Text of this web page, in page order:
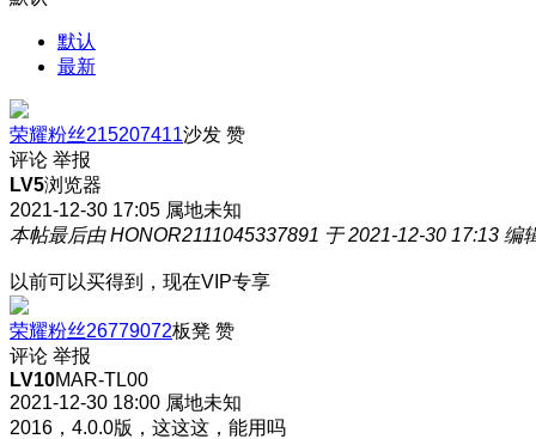
默认
最新
荣耀粉丝215207411沙发 赞
评论 举报
LV5浏览器
2021-12-30 17:05 属地未知
本帖最后由 HONOR2111045337891 于 2021-12-30 17:13 编
以前可以买得到，现在VIP专享
荣耀粉丝26779072板凳 赞
评论 举报
LV10MAR-TL00
2021-12-30 18:00 属地未知
2016，4.0.0版，这这这，能用吗